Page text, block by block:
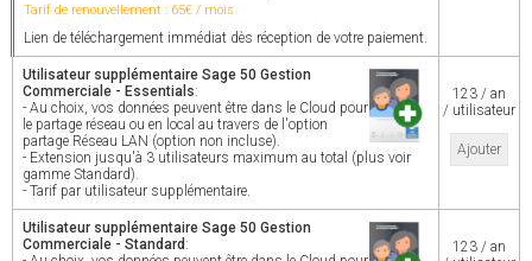
Tarif de renouvellement : 65€ / mois
Lien de téléchargement immédiat dès réception de votre paiement.
Utilisateur supplémentaire Sage 50 Gestion
Commerciale - Essentials:
- Au choix, vos données peuvent être dans le Cloud pour
le partage réseau ou en local au travers de l'option
partage Réseau LAN (option non incluse).
- Extension jusqu'à 3 utilisateurs maximum au total (plus voir
gamme Standard).
- Tarif par utilisateur supplémentaire.
123 / an
/ utilisateur
Ajouter
Utilisateur supplémentaire Sage 50 Gestion
Commerciale - Standard:
123 / an